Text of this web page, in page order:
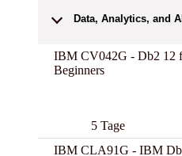
Data, Analytics, and AI
IBM CV042G - Db2 12
Beginners
5 Tage
IBM CLA91G - IBM